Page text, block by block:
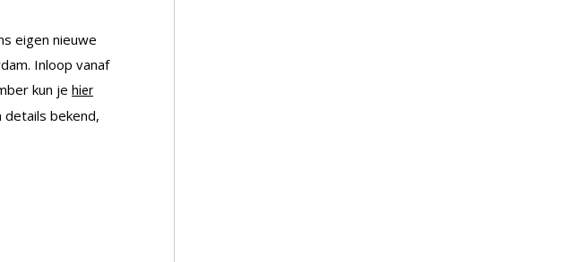
eigen nieuwe
Inloop vanaf
kun je hier
bekend,